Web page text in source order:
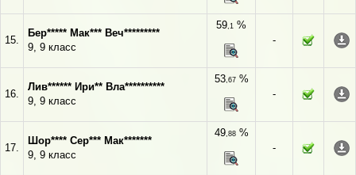
15.
Бер***** Мак*** Веч*********
9, 9 класс
59,1 %
-
16.
Лив****** Ири** Вла**********
9, 9 класс
53,67%
-
17.
Шор**** Сер*** Мак*******
9, 9 класс
49,88%
-